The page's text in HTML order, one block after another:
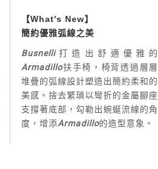
【What's New】
簡約優雅弧線之美
Busnelli打造出舒適優雅的
Armadillo扶手椅，椅背透過層層
堆疊的弧線設計塑造出簡約柔和的
美感。捨去繁瑣以彎折的金屬腳座
支撐著底部，勾勒出蜿蜒流線的角
度，增添Armadillo的造型意象。